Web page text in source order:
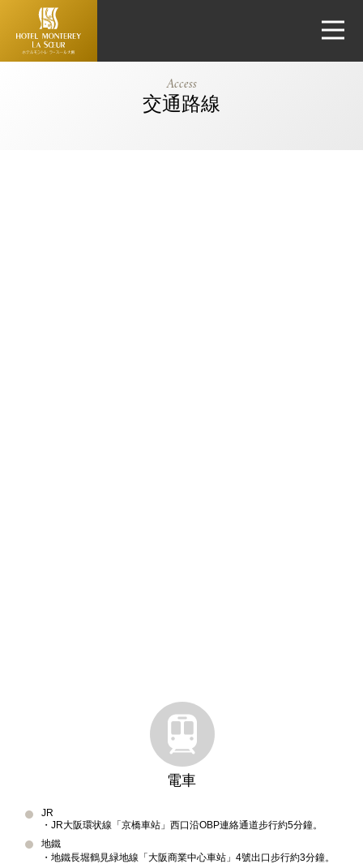
Access
交通路線
電車
JR
・JR大阪環状線「京橋車站」西口沿OBP連絡通道步行約5分鐘。
地鐵
・地鐵長堀鶴見緑地線「大阪商業中心車站」4號出口步行約3分鐘。